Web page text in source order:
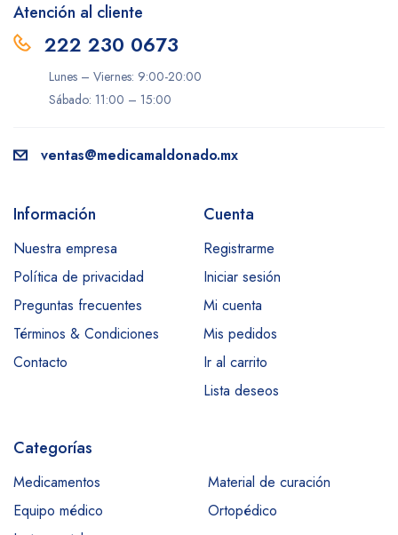
Atención al cliente
222 230 0673
Lunes – Viernes: 9:00-20:00
Sábado: 11:00 – 15:00
ventas@medicamaldonado.mx
Información
Nuestra empresa
Política de privacidad
Preguntas frecuentes
Términos & Condiciones
Contacto
Cuenta
Registrarme
Iniciar sesión
Mi cuenta
Mis pedidos
Ir al carrito
Lista deseos
Categorías
Medicamentos
Material de curación
Equipo médico
Ortopédico